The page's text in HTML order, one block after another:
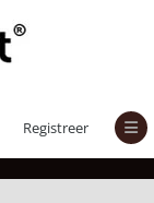
Registreer